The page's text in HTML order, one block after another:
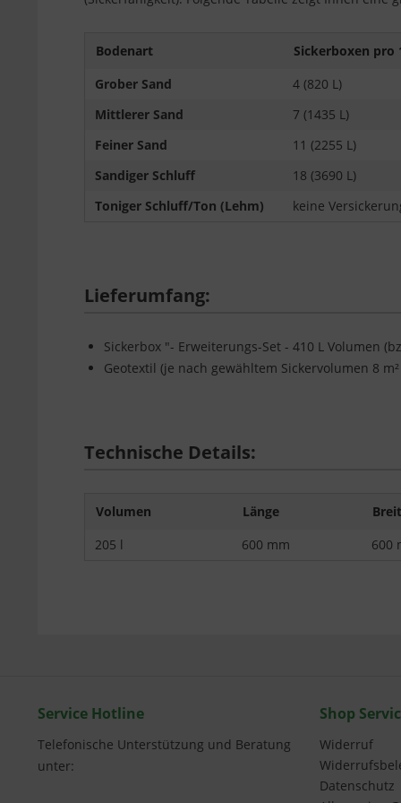
Bodenart Sickerboxen pro
Grober Sand
4 (820 L)
Mittlerer Sand
7 (1435 L)
Feiner Sand
11 (2255 L)
Sandiger Schluff
18 (3690 L)
Toniger Schluff/Ton (Lehm)
keine
Lieferumfang:
Sickerbox "- Erweiterungs-Set - 410 L Volumen
Geotextil (je nach gewähltem Sickervolumen 8 m²
Technische Details:
Volumen Länge
205 l
600 mm 600
Service Hotline
Telefonische Unterstützung und Beratung
unter:
Shop
Widerruf
Datenschutz